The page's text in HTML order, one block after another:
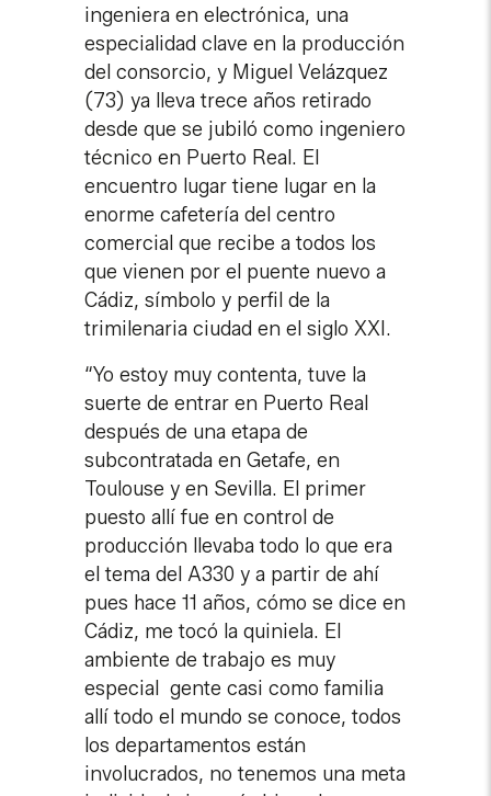
ingeniera en electrónica, una
especialidad clave en la producción
del consorcio, y Miguel Velázquez
(73) ya lleva trece años retirado
desde que se jubiló como ingeniero
técnico en Puerto Real. El
encuentro lugar tiene lugar en la
enorme cafetería del centro
comercial que recibe a todos los
que vienen por el puente nuevo a
Cádiz, símbolo y perfil de la
trimilenaria ciudad en el siglo XXI.
“Yo estoy muy contenta, tuve la
suerte de entrar en Puerto Real
después de una etapa de
subcontratada en Getafe, en
Toulouse y en Sevilla. El primer
puesto allí fue en control de
producción llevaba todo lo que era
el tema del A330 y a partir de ahí
pues hace 11 años, cómo se dice en
Cádiz, me tocó la quiniela. El
ambiente de trabajo es muy
especial gente casi como familia
allí todo el mundo se conoce, todos
los departamentos están
involucrados, no tenemos una meta